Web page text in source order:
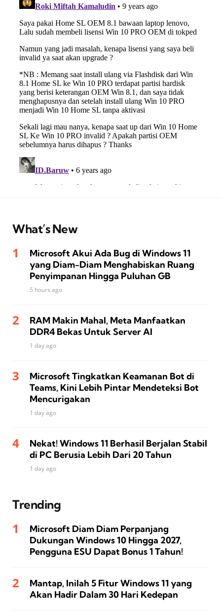
What’s New
Microsoft Akui Ada Bug di Windows 11
yang Diam-Diam Menghabiskan Ruang
Penyimpanan Hingga Puluhan GB
5 hours ago
RAM Makin Mahal, Meta Manfaatkan
DDR4 Bekas Untuk Server AI
1 day ago
Microsoft Tingkatkan Keamanan Bot di
Teams, Kini Lebih Pintar Mendeteksi Bot
Mencurigakan
1 day ago
Nekat! Windows 11 Berhasil Berjalan Stabil
di PC Berusia Lebih Dari 20 Tahun
1 day ago
Trending
Microsoft Diam Diam Perpanjang
Dukungan Windows 10 Hingga 2027,
Pengguna ESU Dapat Bonus 1 Tahun!
Mantap, Inilah 5 Fitur Windows 11 yang
Akan Hadir Dalam 30 Hari Kedepan